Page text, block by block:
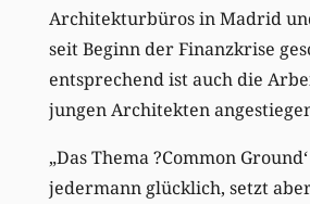
Architekturbüros in Madrid
seit Beginn der Finanzkrise
entsprechend ist auch die
jungen Architekten
„Das Thema ?Common
jedermann glücklich, setzt